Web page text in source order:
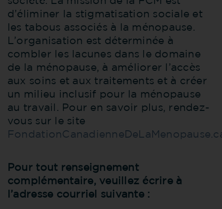
d’éliminer la stigmatisation sociale et
les tabous associés à la ménopause.
L’organisation est déterminée à
combler les lacunes dans le domaine
de la ménopause, à améliorer l’accès
aux soins et aux traitements et à créer
un milieu inclusif pour la ménopause
au travail. Pour en savoir plus, rendez-
vous sur le site
Pour tout renseignement
complémentaire, veuillez écrire à
l’adresse courriel suivante :